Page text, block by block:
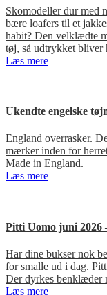
Skomodeller dur med
bære loafers til et
habit? Den velklædte
tøj, så udtrykket bliver
Læs mere
Ukendte engelske
England overrasker.
mærker inden for
Made in England.
Læs mere
Pitti Uomo juni 2026
Har dine bukser nok
for smalle ud i dag.
Der dyrkes benklæder
Læs mere